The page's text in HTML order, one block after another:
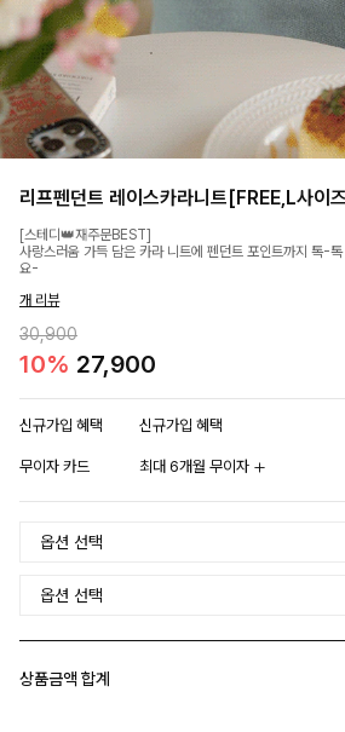
리프펜던트 레이스카라니트[FREE,L사이
[스테디👑재주문BEST]
사랑스러움 가득 담은 카라 니트에 펜던트 포인트까지 톡-
요-
개 리뷰
30,900
10% 27,900
신규가입 혜택 신규가입 혜택
무이자 카드 최대 6개월 무이자
상품금액 합계